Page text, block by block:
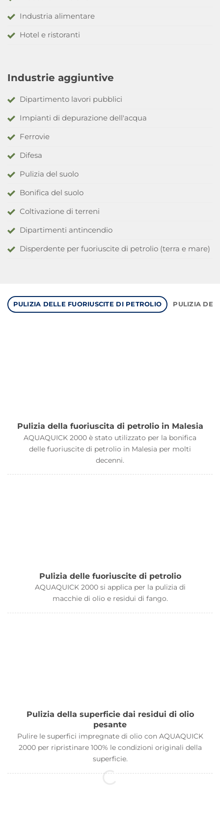
Industria alimentare
Hotel e ristoranti
Industrie aggiuntive
Dipartimento lavori pubblici
Impianti di depurazione dell'acqua
Ferrovie
Difesa
Pulizia del suolo
Bonifica del suolo
Coltivazione di terreni
Dipartimenti antincendio
Disperdente per fuoriuscite di petrolio (terra e mare)
PULIZIA DELLE FUORIUSCITE DI PETROLIO PULIZIA DEI
Pulizia della fuoriuscita di petrolio in Malesia
AQUAQUICK 2000 è stato utilizzato per la bonifica
delle fuoriuscite di petrolio in Malesia per molti
decenni.
Pulizia delle fuoriuscite di petrolio
AQUAQUICK 2000 si applica per la pulizia di
macchie di olio e residui di fango.
Pulizia della superficie dai residui di olio
pesante
Pulire le superfici impregnate di olio con AQUAQUICK
2000 per ripristinare 100% le condizioni originali della
superficie.